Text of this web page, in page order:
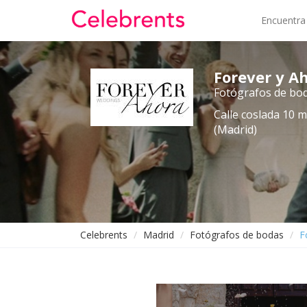
Forever y
Fotógrafos de
Calle coslada 10
(Madrid)
Celebrents Madrid Fotógrafos de bodas